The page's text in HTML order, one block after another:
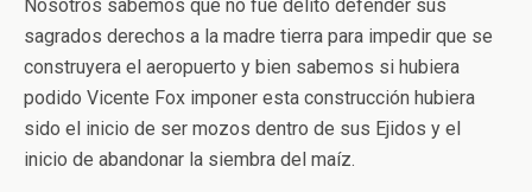
Nosotros sabemos que no fue delito defender sus
sagrados derechos a la madre tierra para impedir que se
construyera el aeropuerto y bien sabemos si hubiera
podido Vicente Fox imponer esta construcción hubiera
sido el inicio de ser mozos dentro de sus Ejidos y el
inicio de abandonar la siembra del maíz.